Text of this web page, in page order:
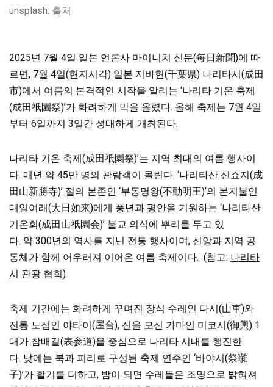
unsplash: 출처
2025년 7월 4일 일본 언론사 마이니치 신문(每日新聞)에 따
르면, 7월 4일(현지시각) 일본 지바현(千葉県) 나리타시(成田
市)에서 여름의 본격적인 시작을 알리는 ‘나리타 기온 축제
(成田祇園祭)’가 화려하게 막을 올렸다. 올해 축제는 7월 4일
부터 6일까지 3일간 성대하게 개최된다.
나리타 기온 축제(成田祇園祭)’는 지역 최대의 여름 행사이
다. 매년 약 45만 명의 관람객이 몰린다. ‘나리타산 신쇼지(成
田山新勝寺)’ 절의 본존인 ‘부동명왕(不動明王)’의 본지불인
대일여래(大日如来)에게 풍년과 평안을 기원하는 ‘나리타산
기온회(成田山祇園会)’ 불교 의식에 뿌리를 두고 있
다. 약 300년의 역사를 지닌 전통 행사이며, 신앙과 지역 공
동체가 함께 어우러져 이어온 여름 축제이다. (참고: 나리타
시 관광 협회)
축제 기간에는 화려하게 꾸며진 장식 수레인 다시(山車)와
전통 노점인 야타이(屋台), 신을 모신 가마인 미코시(御輿) 1
대가 참배길(表参道)을 중심으로 나리타 시내를 행진한
다. 낮에는 북과 피리로 구성된 축제 연주인 ‘바야시(祭囃
子)’가 활기를 더하고, 밤이 되면 수레들은 조명으로 밝혀져